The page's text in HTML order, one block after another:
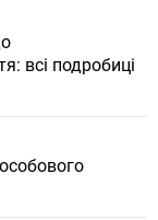
всі подробиці